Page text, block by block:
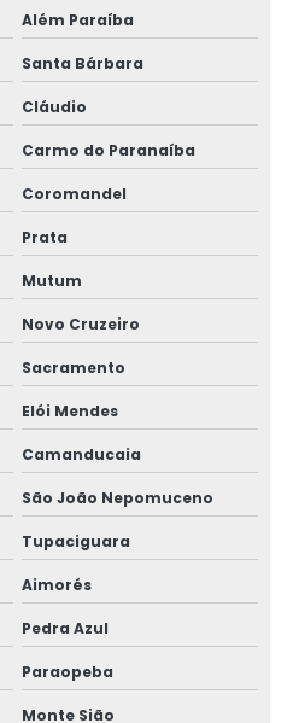
Além Paraíba
Santa Bárbara
Cláudio
Carmo do Paranaíba
Coromandel
Prata
Mutum
Novo Cruzeiro
Sacramento
Elói Mendes
Camanducaia
São João Nepomuceno
Tupaciguara
Aimorés
Pedra Azul
Paraopeba
Monte Sião